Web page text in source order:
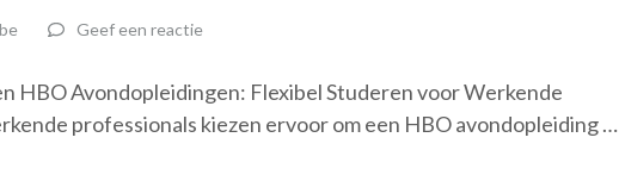
Geef een reactie
HBO Avondopleidingen: Flexibel Studeren voor Werkende
professionals kiezen ervoor om een HBO avondopleiding …